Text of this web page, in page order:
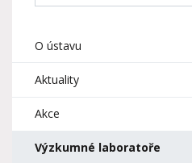
O ústavu
Aktuality
Akce
Výzkumné laboratoře